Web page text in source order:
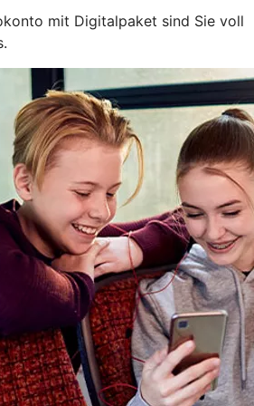
mit Digitalpaket sind Sie voll